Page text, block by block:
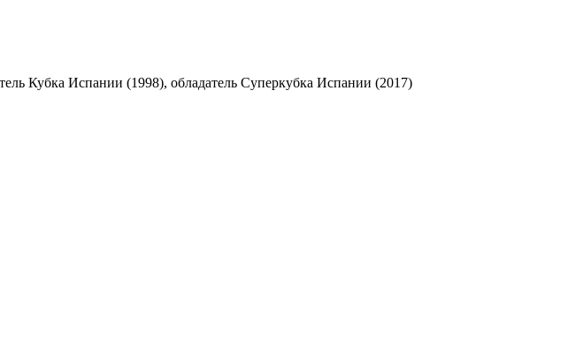
Кубка Испании (1998), обладатель Суперкубка Испании (2017)